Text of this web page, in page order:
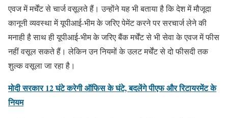
एवज में मर्चेंट से चार्ज वसूलते हैं। उन्होंने यह भी बताया है कि देश में मौजूदा
कानूनी व्यवस्था में यूपीआई-भीम के जरिए पेमेंट करने पर सरचार्ज लेने की
मनाही है साथ ही यूपीआई-भीम के जरिए बैंक मर्चेंट से भी सेवा के एवज में फीस
नहीं वसूल सकते हैं। लेकिन उन नियमों के उलट मर्चेंट से दो फीसदी तक
शुल्क वसूला जा रहा है।
मोदी सरकार 12 घंटे करेगी ऑफिस के घंटे, बदलेंगे पीएफ और रिटायरमेंट के
नियम